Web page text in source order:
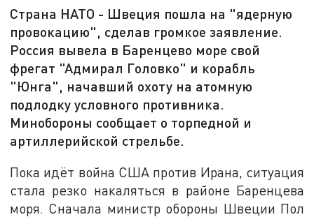
Страна НАТО - Швеция пошла на "ядерную
провокацию", сделав громкое заявление.
Россия вывела в Баренцево море свой
фрегат "Адмирал Головко" и корабль
"Юнга", начавший охоту на атомную
подлодку условного противника.
Минобороны сообщает о торпедной и
артиллерийской стрельбе.
Пока идёт война США против Ирана, ситуация
стала резко накаляться в районе Баренцева
моря. Сначала министр обороны Швеции Пол